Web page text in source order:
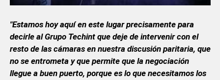
"Estamos hoy aquí en este lugar precisamente para
decirle al Grupo Techint que deje de intervenir con el
resto de las cámaras en nuestra discusión paritaria, que
no se entrometa y que permite que la negociación
llegue a buen puerto, porque es lo que necesitamos los